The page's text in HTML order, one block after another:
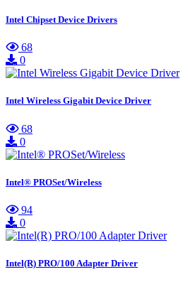
Intel Chipset Device Drivers
68
0
Intel Wireless Gigabit Device Driver
68
0
Intel® PROSet/Wireless
94
0
Intel(R) PRO/100 Adapter Driver